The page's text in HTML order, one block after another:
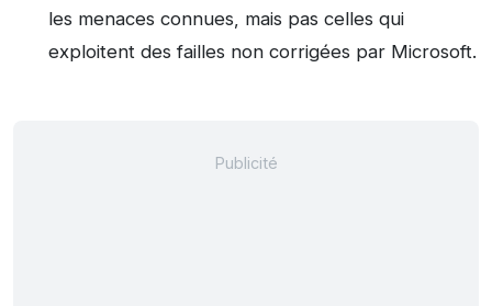
les menaces connues, mais pas celles qui
exploitent des failles non corrigées par Microsoft.